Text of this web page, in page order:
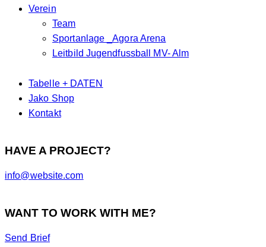
Verein
Team
Sportanlage _Agora Arena
Leitbild Jugendfussball MV- Alm
Tabelle + DATEN
Jako Shop
Kontakt
HAVE A PROJECT?
info@website.com
WANT TO WORK WITH ME?
Send Brief